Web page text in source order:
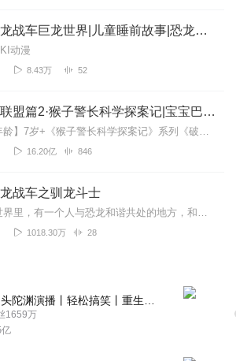
心奇爆龙战车巨龙世界|儿童睡前故事|恐龙故事
动漫
8.43万 52
破坏者联盟篇2·猴子警长科学探案记|宝宝巴士故事
【适听年龄】7岁+《猴子警长科学探案记》系列《破坏者联盟篇1·猴子警长科学探案记》>>>《破坏者联盟篇2·猴子警长科学探案记》>>>《破坏者联盟篇3·猴子警长科...
16.20亿 846
战车之驯龙斗士
在未来世界里，有一个人与恐龙和谐共处的地方，和想象中不同的是，这儿的恐龙拥有小宠物般的体型，虽然淘气贪吃，却对人类忠诚友好。人们还发明了一种神奇...
1018.30万 28
1659万
亿